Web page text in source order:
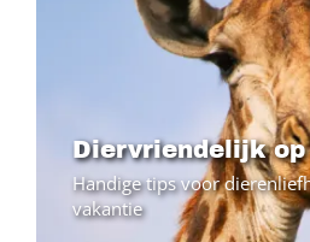
Diervriendelijk
Handige tips voor
vakantie